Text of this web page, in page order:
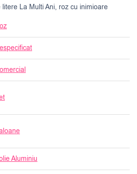
La Multi Ani, roz cu inimioare
Aluminiu